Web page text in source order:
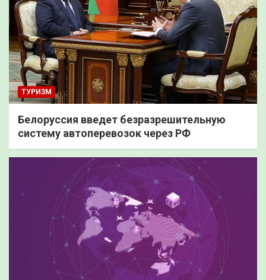
ТУРИЗМ
Белоруссия введет безразрешительную
систему автоперевозок через РФ